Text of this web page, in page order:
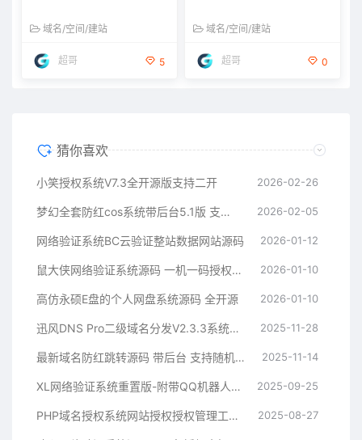
域名/空间/建站
超哥 5
域名/空间/建站
超哥 0
猜你喜欢
小笑授权系统V7.3全开源版支持二开 2026-02-26
梦幻全套防红cos系统带后台5.1版 支持http/https生成 2026-02-05
网络验证系统BC云验证整站数据网站源码 2026-01-12
鼠大侠网络验证系统源码 一机一码授权验证 全开源 2026-01-10
高仿永硕E盘的个人网盘系统源码 全开源 2026-01-10
迅风DNS Pro二级域名分发V2.3.3系统源码 2025-11-28
最新域名防红跳转源码 带后台 支持随机跳转有效放屏蔽 2025-11-14
XL网络验证系统重置版-附带QQ机器人插件源码 2025-09-25
PHP域名授权系统网站授权授权管理工单系统精美UI支付系统团队合作代理返利发卡系统 2025-08-27